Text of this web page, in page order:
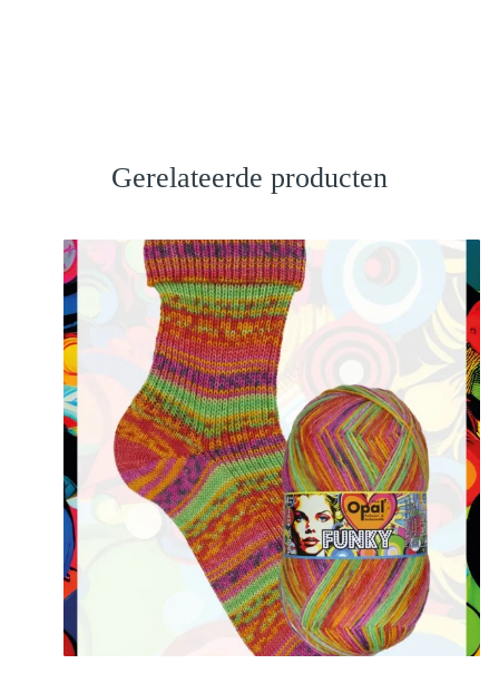
Gerelateerde producten